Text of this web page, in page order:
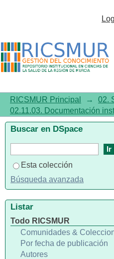
Listar
RICSMUR Principal →
02.
02.11.03. Documentación
Buscar en DSpace
Esta colección
Búsqueda avanzada
Listar
Todo RICSMUR
Comunidades &
Por fecha de publicación
Autores